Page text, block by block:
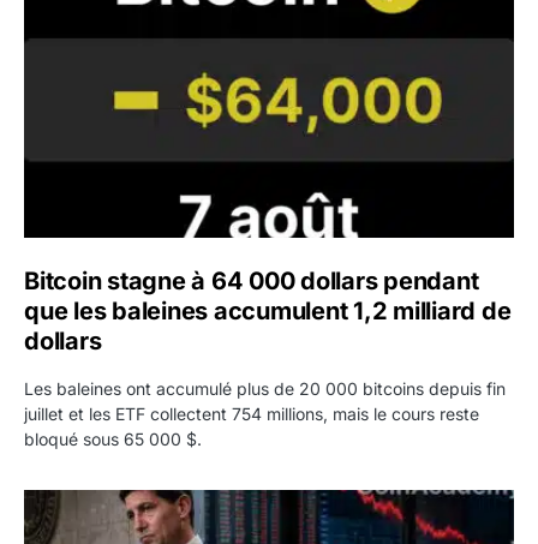
Bitcoin stagne à 64 000 dollars pendant
que les baleines accumulent 1,2 milliard de
dollars
Les baleines ont accumulé plus de 20 000 bitcoins depuis fin
juillet et les ETF collectent 754 millions, mais le cours reste
bloqué sous 65 000 $.
Kevin Warsh maintient sa communication minimaliste